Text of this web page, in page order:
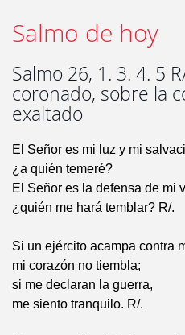
Salmo de hoy
Salmo 26, 1. 3. 4. 5
coronado, sobre la
exaltado
El Señor es mi luz y mi
¿a quién temeré?
El Señor es la defensa de mi
¿quién me hará temblar? R/.
Si un ejército acampa contra
mi corazón no tiembla;
si me declaran la guerra,
me siento tranquilo. R/.